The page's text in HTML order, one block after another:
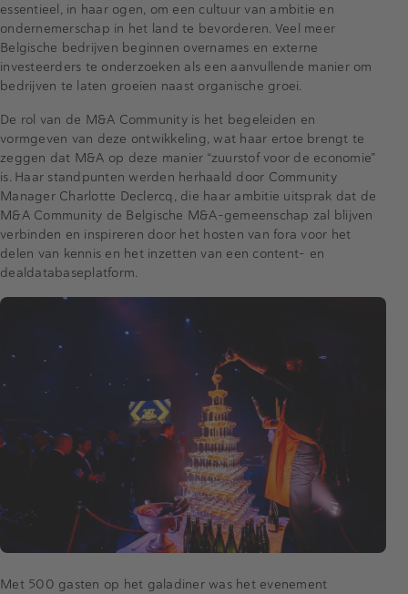
essentieel, in haar ogen, om een cultuur van ambitie en
ondernemerschap in het land te bevorderen. Veel meer
Belgische bedrijven beginnen overnames en externe
investeerders te onderzoeken als een aanvullende manier om
bedrijven te laten groeien naast organische groei.
De rol van de M&A Community is het begeleiden en
vormgeven van deze ontwikkeling, wat haar ertoe brengt te
zeggen dat M&A op deze manier “zuurstof voor de economie”
is. Haar standpunten werden herhaald door Community
Manager Charlotte Declercq, die haar ambitie uitsprak dat de
M&A Community de Belgische M&A-gemeenschap zal blijven
verbinden en inspireren door het hosten van fora voor het
delen van kennis en het inzetten van een content- en
dealdatabaseplatform.
Met 500 gasten op het galadiner was het evenement